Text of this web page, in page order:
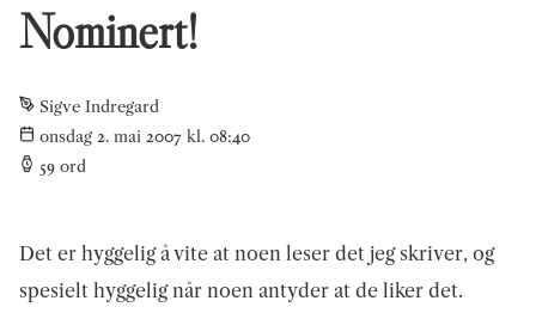
Nominert!
Sigve Indregard
onsdag 2. mai 2007 kl. 08:40
59 ord
Det er hyggelig å vite at noen leser det jeg skriver, og
spesielt hyggelig når noen antyder at de liker det.